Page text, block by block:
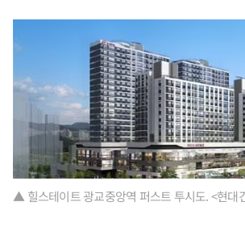
▲ 힐스테이트 광교중앙역 퍼스트 투시도. <현대